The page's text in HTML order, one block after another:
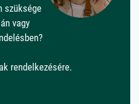
szüksége
vagy
rendelkezésére.